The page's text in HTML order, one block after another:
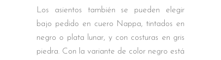
Los asientos también se pueden elegir
bajo pedido en cuero Nappa, tintados en
negro o plata lunar, y con costuras en gris
piedra. Con la variante de color negro está